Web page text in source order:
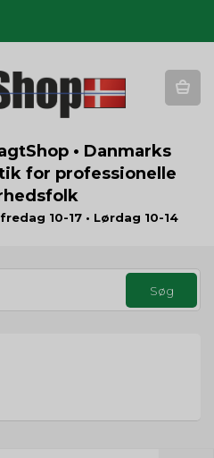
• Danmarks
for professionelle
10-17 • Lørdag 10-14